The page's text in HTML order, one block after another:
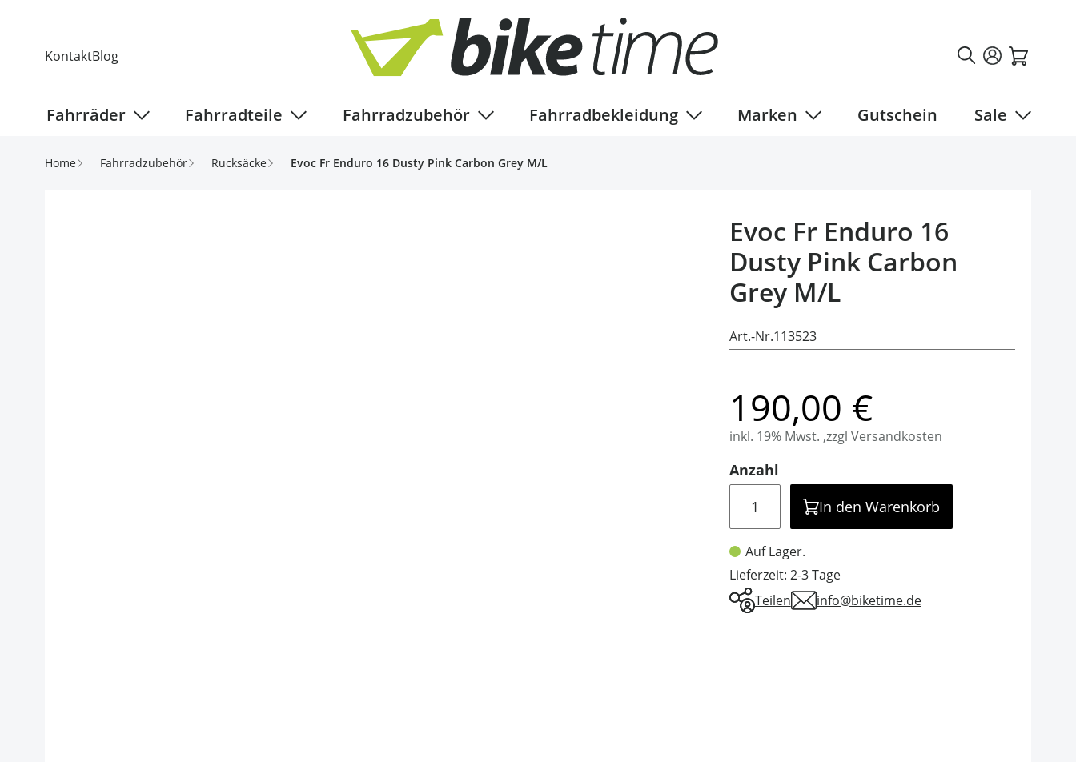
KontaktBlog
Fahrräder Fahrradteile Fahrradzubehör
Show submenu for Fahrradzubehör category
Fahrradbekleidung Marken Gutschein Sale
Home Fahrradzubehör Rucksäcke Evoc Fr Enduro 16 Dusty Pink Carbon Grey M/L
Evoc Fr Enduro 16
Dusty Pink Carbon
Grey M/L
Art.-Nr.113523
190,00 €
inkl. 19% Mwst. ,zzgl Versandkosten
Anzahl
In den Warenkorb
Auf Lager.
Lieferzeit: 2-3 Tage
Teilen
info@biketime.de